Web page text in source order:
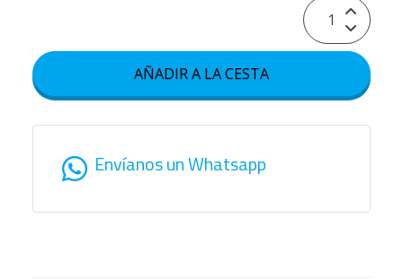
AÑADIR A LA CESTA
Envíanos un Whatsapp